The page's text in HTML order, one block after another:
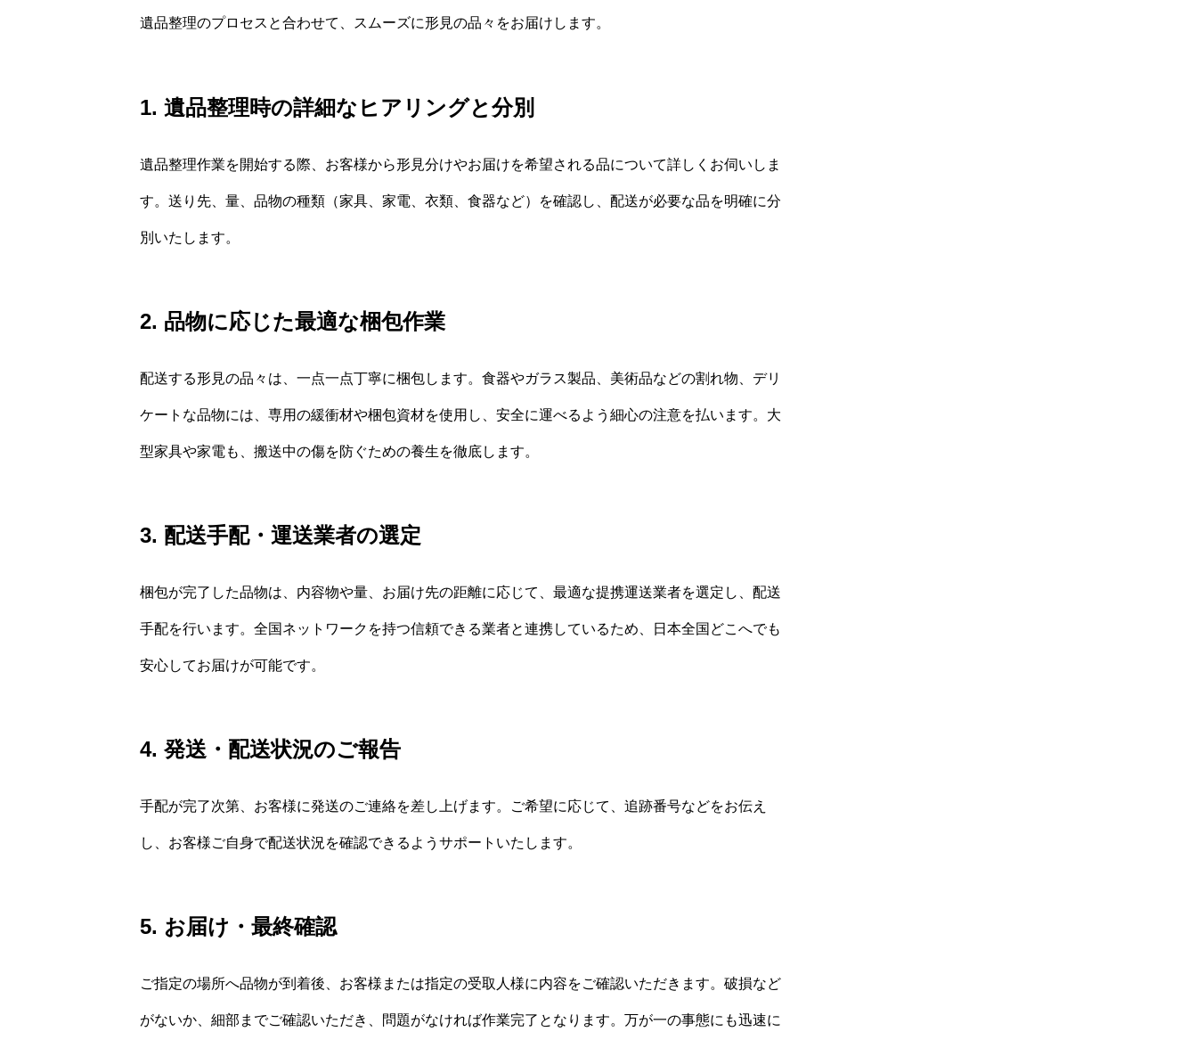
遺品整理のプロセスと合わせて、スムーズに形見の品々をお届けします。
1. 遺品整理時の詳細なヒアリングと分別
遺品整理作業を開始する際、お客様から形見分けやお届けを希望される品について詳しくお伺いしま
す。送り先、量、品物の種類（家具、家電、衣類、食器など）を確認し、配送が必要な品を明確に分
別いたします。
2. 品物に応じた最適な梱包作業
配送する形見の品々は、一点一点丁寧に梱包します。食器やガラス製品、美術品などの割れ物、デリ
ケートな品物には、専用の緩衝材や梱包資材を使用し、安全に運べるよう細心の注意を払います。大
型家具や家電も、搬送中の傷を防ぐための養生を徹底します。
3. 配送手配・運送業者の選定
梱包が完了した品物は、内容物や量、お届け先の距離に応じて、最適な提携運送業者を選定し、配送
手配を行います。全国ネットワークを持つ信頼できる業者と連携しているため、日本全国どこへでも
安心してお届けが可能です。
4. 発送・配送状況のご報告
手配が完了次第、お客様に発送のご連絡を差し上げます。ご希望に応じて、追跡番号などをお伝え
し、お客様ご自身で配送状況を確認できるようサポートいたします。
5. お届け・最終確認
ご指定の場所へ品物が到着後、お客様または指定の受取人様に内容をご確認いただきます。破損など
がないか、細部までご確認いただき、問題がなければ作業完了となります。万が一の事態にも迅速に